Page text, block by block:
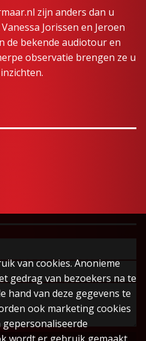
van cookies. Anonieme
gedrag van bezoekers na te
hand van deze gegevens te
ook marketing cookies
zijn anders dan u
Jorissen en Jeroen
de bekende audiotour en
observatie brengen ze u